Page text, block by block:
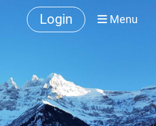
Login Menu